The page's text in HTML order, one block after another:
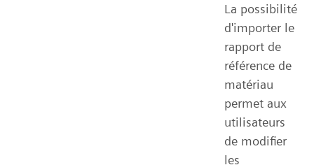
La possibilité
d'importer le
rapport de
référence de
matériau
permet aux
utilisateurs
de modifier
les